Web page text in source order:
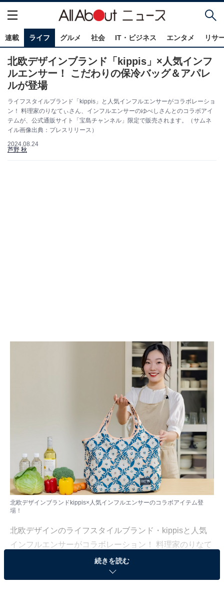
連載 ライフ グルメ 社会 IT・ビジネス エンタメ リサ
北欧デザインブランド「kippis」×人気インフ
ルエンサー！ こだわりの保冷バッグ＆アパレ
ルが登場
ライフスタイルブランド「kippis」と人気インフルエンサーがコラボレーショ
ン！ 料理家のりなてぃさん、インフルエンサーのゆべしさんとのコラボアイ
テムが、公式通販サイト「宝島チャンネル」限定で販売されます。（サムネ
イル画像出典：プレスリリース）
2024.08.24
芦野 秋
北欧デザインブランドkippis×人気インフルエンサーのコラボアイテム登
場！
北欧デザインのライフスタイルブランド・kippisと人気
インフルエンサーがコラボレーション！ 料理家のりなて
ぃさん、インフルエンサーのゆべしさんとのコラボアイ
テムが、公式通販サイト「宝島チャンネル」限定で販売
続きを読む